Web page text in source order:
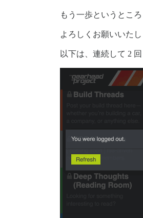
もう一歩というとこ
よろしくお願いいたし
以下は、連続して 2